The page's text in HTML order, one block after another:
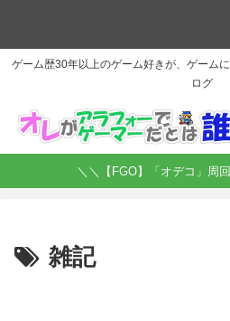
ゲーム歴30年以上のゲーム好きが、ゲーム
ログ
＼＼【FGO】「オデコ」周
雑記